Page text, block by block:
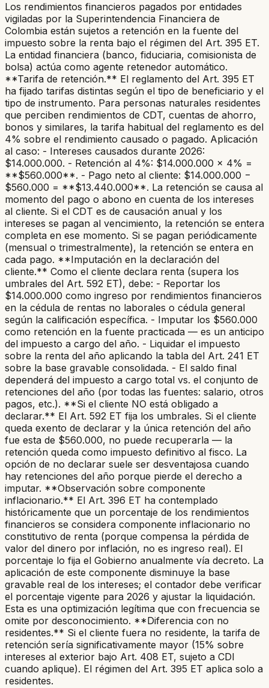
Los rendimientos financieros pagados por entidades
vigiladas por la Superintendencia Financiera de
Colombia están sujetos a retención en la fuente del
impuesto sobre la renta bajo el régimen del Art. 395 ET.
La entidad financiera (banco, fiduciaria, comisionista de
bolsa) actúa como agente retenedor automático.
**Tarifa de retención.** El reglamento del Art. 395 ET
ha fijado tarifas distintas según el tipo de beneficiario y el
tipo de instrumento. Para personas naturales residentes
que perciben rendimientos de CDT, cuentas de ahorro,
bonos y similares, la tarifa habitual del reglamento es del
4% sobre el rendimiento causado o pagado. Aplicación
al caso: - Intereses causados durante 2026:
$14.000.000. - Retención al 4%: $14.000.000 × 4% =
**$560.000**. - Pago neto al cliente: $14.000.000 −
$560.000 = **$13.440.000**. La retención se causa al
momento del pago o abono en cuenta de los intereses
al cliente. Si el CDT es de causación anual y los
intereses se pagan al vencimiento, la retención se entera
completa en ese momento. Si se pagan periódicamente
(mensual o trimestralmente), la retención se entera en
cada pago. **Imputación en la declaración del
cliente.** Como el cliente declara renta (supera los
umbrales del Art. 592 ET), debe: - Reportar los
$14.000.000 como ingreso por rendimientos financieros
en la cédula de rentas no laborales o cédula general
según la calificación específica. - Imputar los $560.000
como retención en la fuente practicada — es un anticipo
del impuesto a cargo del año. - Liquidar el impuesto
sobre la renta del año aplicando la tabla del Art. 241 ET
sobre la base gravable consolidada. - El saldo final
dependerá del impuesto a cargo total vs. el conjunto de
retenciones del año (por todas las fuentes: salario, otros
pagos, etc.). **Si el cliente NO está obligado a
declarar.** El Art. 592 ET fija los umbrales. Si el cliente
queda exento de declarar y la única retención del año
fue esta de $560.000, no puede recuperarla — la
retención queda como impuesto definitivo al fisco. La
opción de no declarar suele ser desventajosa cuando
hay retenciones del año porque pierde el derecho a
imputar. **Observación sobre componente
inflacionario.** El Art. 396 ET ha contemplado
históricamente que un porcentaje de los rendimientos
financieros se considera componente inflacionario no
constitutivo de renta (porque compensa la pérdida de
valor del dinero por inflación, no es ingreso real). El
porcentaje lo fija el Gobierno anualmente vía decreto. La
aplicación de este componente disminuye la base
gravable real de los intereses; el contador debe verificar
el porcentaje vigente para 2026 y ajustar la liquidación.
Esta es una optimización legítima que con frecuencia se
omite por desconocimiento. **Diferencia con no
residentes.** Si el cliente fuera no residente, la tarifa de
retención sería significativamente mayor (15% sobre
intereses al exterior bajo Art. 408 ET, sujeto a CDI
cuando aplique). El régimen del Art. 395 ET aplica solo a
residentes.